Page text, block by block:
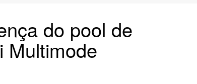
do pool de
Multimode